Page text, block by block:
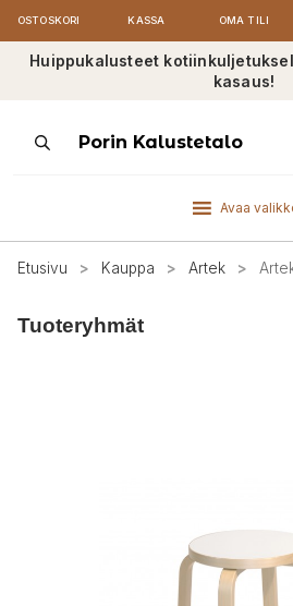
OSTOSKORI KASSA OMA TILI
Huippukalusteet
kasaus!
ProductsPorin Kalustetalo
Avaa
Etusivu > Kauppa > Artek >
Tuoteryhmät